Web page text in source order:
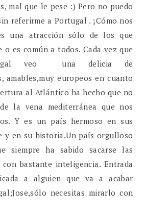
mal que le pese :) Pero no puedo
referirme a Portugal . ¡Cómo nos
una atracción sólo de los que
es común a todos. Cada vez que
veo una delicia de
amables,muy europeos en cuanto
al Atlántico ha hecho que no
la vena mediterránea que nos
Y es un país hermoso en sus
y en su historia.Un país orgulloso
siempre ha sabido sacarse las
bastante inteligencia. Entrada
a alguien que va a acabar
necesitas mirarlo con